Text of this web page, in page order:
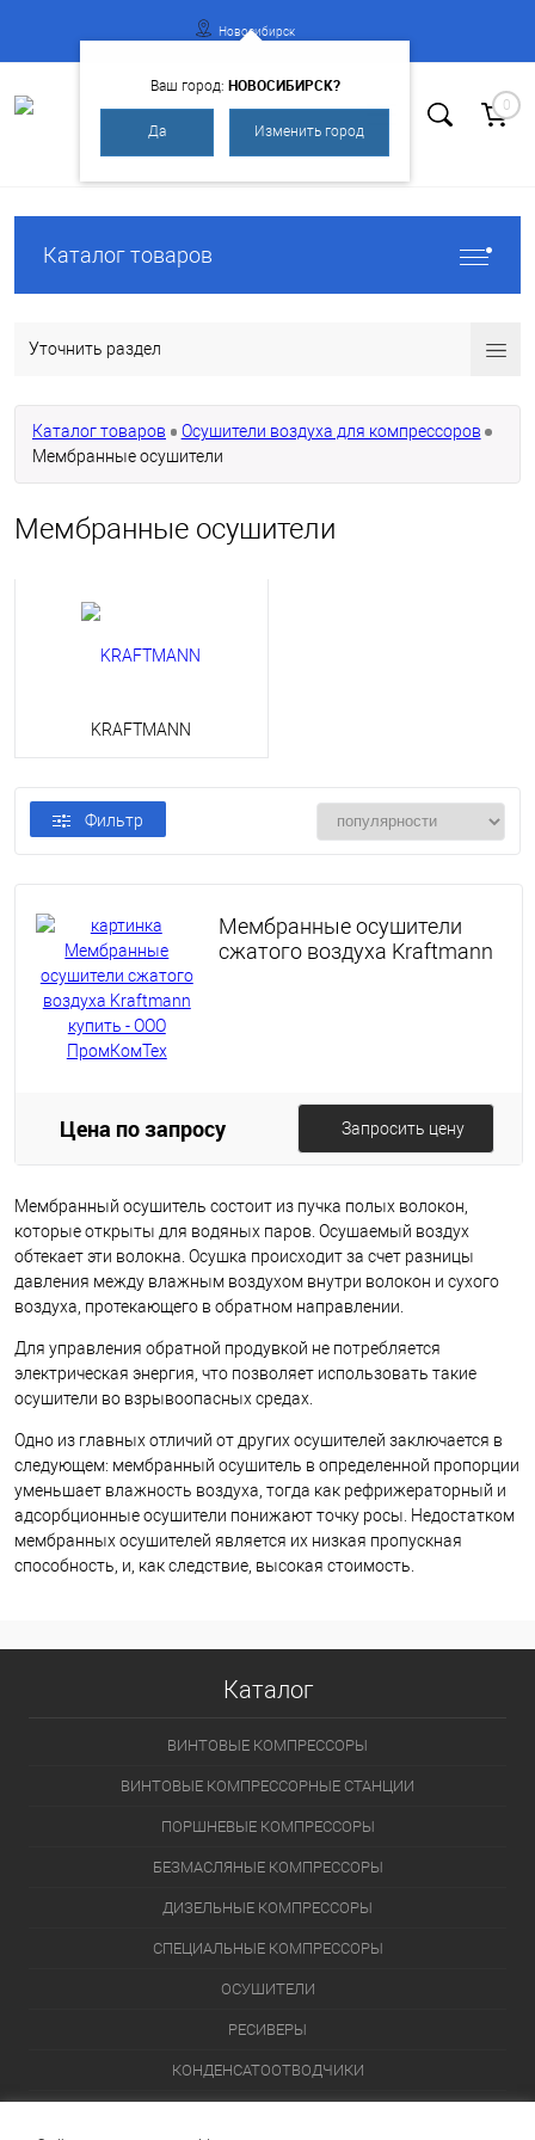
Регистрация
Новосибирск
Ваш город: НОВОСИБИРСК?
Да Изменить город
0
Каталог товаров
Уточнить раздел
Каталог товаров
Осушители воздуха для компрессоров
Мембранные осушители
Мембранные осушители
KRAFTMANN
Фильтр
Мембранные осушители
сжатого воздуха Kraftmann
Цена по запросу Запросить цену
Мембранный осушитель состоит из пучка полых волокон,
которые открыты для водяных паров. Осушаемый воздух
обтекает эти волокна. Осушка происходит за счет разницы
давления между влажным воздухом внутри волокон и сухого
воздуха, протекающего в обратном направлении.
Для управления обратной продувкой не потребляется
электрическая энергия, что позволяет использовать такие
осушители во взрывоопасных средах.
Одно из главных отличий от других осушителей заключается в
следующем: мембранный осушитель в определенной пропорции
уменьшает влажность воздуха, тогда как рефрижераторный и
адсорбционные осушители понижают точку росы. Недостатком
мембранных осушителей является их низкая пропускная
способность, и, как следствие, высокая стоимость.
Каталог
ВИНТОВЫЕ КОМПРЕССОРЫ
ВИНТОВЫЕ КОМПРЕССОРНЫЕ СТАНЦИИ
ПОРШНЕВЫЕ КОМПРЕССОРЫ
БЕЗМАСЛЯНЫЕ КОМПРЕССОРЫ
ДИЗЕЛЬНЫЕ КОМПРЕССОРЫ
СПЕЦИАЛЬНЫЕ КОМПРЕССОРЫ
ОСУШИТЕЛИ
РЕСИВЕРЫ
КОНДЕНСАТООТВОДЧИКИ